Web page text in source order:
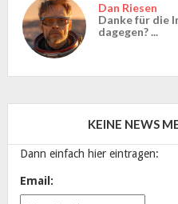
Dan Riesen
Danke für die
dagegen? ...
KEINE NEWS
Dann einfach hier eintragen:
Email: